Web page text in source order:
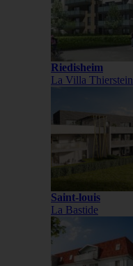
Riedisheim
La Villa Thierstein
Saint-louis
La Bastide